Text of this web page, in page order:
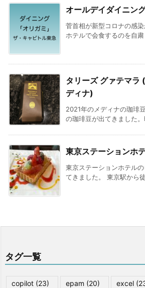
オールデイダイニン
菅首相が新型コロナの感
ホテルで会食するのを自
タリーズ グァテマラ
ディナ)
2021年のメディナの珈琲
の珈琲豆が出てきました
東京ステーションホ
東京ステーションホテル
てきました。 東京駅から
タグ一覧
copilot (23) epam (20) excel